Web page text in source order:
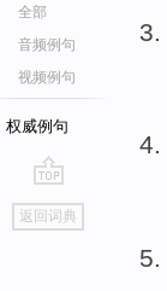
全部
音频例句
视频例句
权威例句
go
top
返回词典